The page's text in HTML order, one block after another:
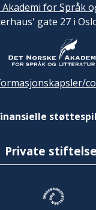
for Språk
gate 27 i
Private